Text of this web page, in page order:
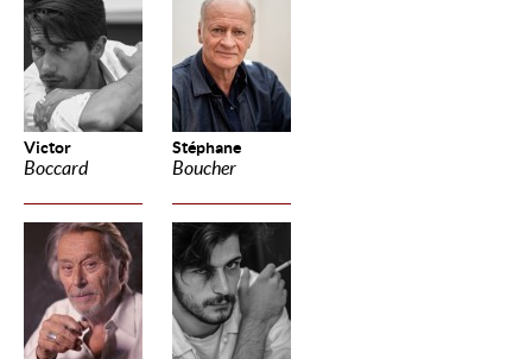
Victor
Boccard
Stéphane
Boucher